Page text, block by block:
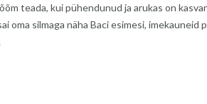
teada, kui pühendunud ja arukas on
oma silmaga näha Baci esimesi, imekauneid